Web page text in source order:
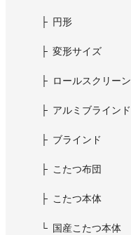
円形
変形サイズ
ロールスクリーン
アルミブラインド
ブラインド
こたつ布団
こたつ本体
国産こたつ本体